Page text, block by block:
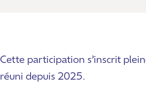
Cette participation s’inscrit
réuni depuis 2025.